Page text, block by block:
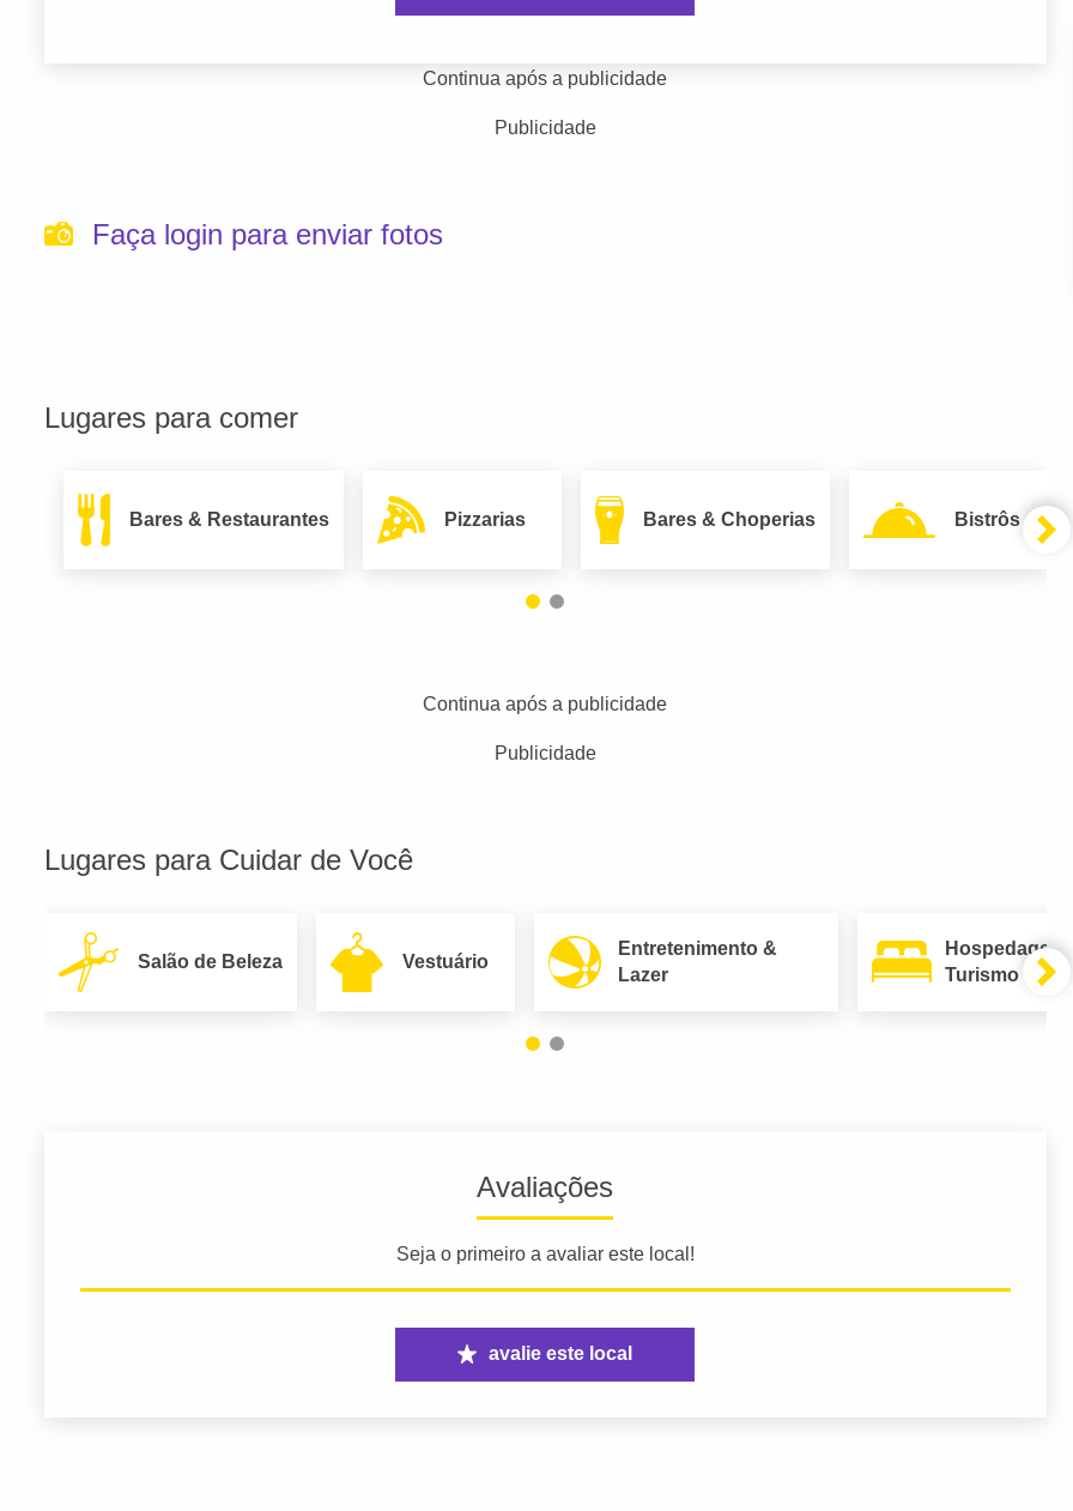
Continua após a publicidade
Publicidade
Faça login para enviar fotos
Lugares para comer
Bares & Restaurantes Pizzarias Bares & Choperias Bistrôs
Continua após a publicidade
Publicidade
Lugares para Cuidar de Você
Salão de Beleza Vestuário
Entretenimento &
Lazer
Hospedagem
Turismo
Avaliações
Seja o primeiro a avaliar este local!
avalie este local